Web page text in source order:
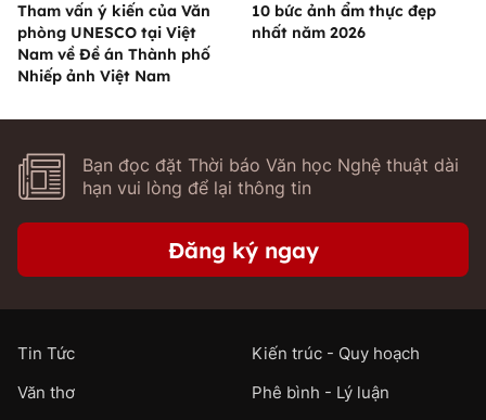
Tham vấn ý kiến của Văn
phòng UNESCO tại Việt
Nam về Đề án Thành phố
Nhiếp ảnh Việt Nam
10 bức ảnh ẩm thực đẹp
nhất năm 2026
Bạn đọc đặt Thời báo Văn học Nghệ thuật dài
hạn vui lòng để lại thông tin
Đăng ký ngay
Tin Tức
Kiến trúc - Quy hoạch
Văn thơ
Phê bình - Lý luận